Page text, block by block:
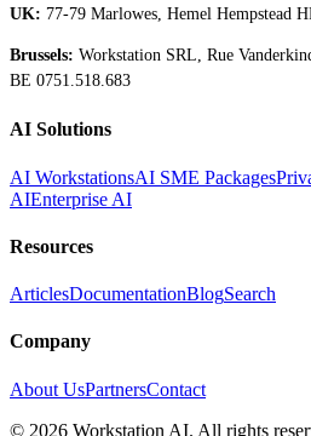
UK: 77-79 Marlowes, Hemel Hempstead
Brussels: Workstation SRL, Rue
BE 0751.518.683
AI Solutions
AI WorkstationsAI SME Packages
AIEnterprise AI
Resources
ArticlesDocumentationBlogSearch
Company
About UsPartnersContact
© 2026 Workstation AI. All rights